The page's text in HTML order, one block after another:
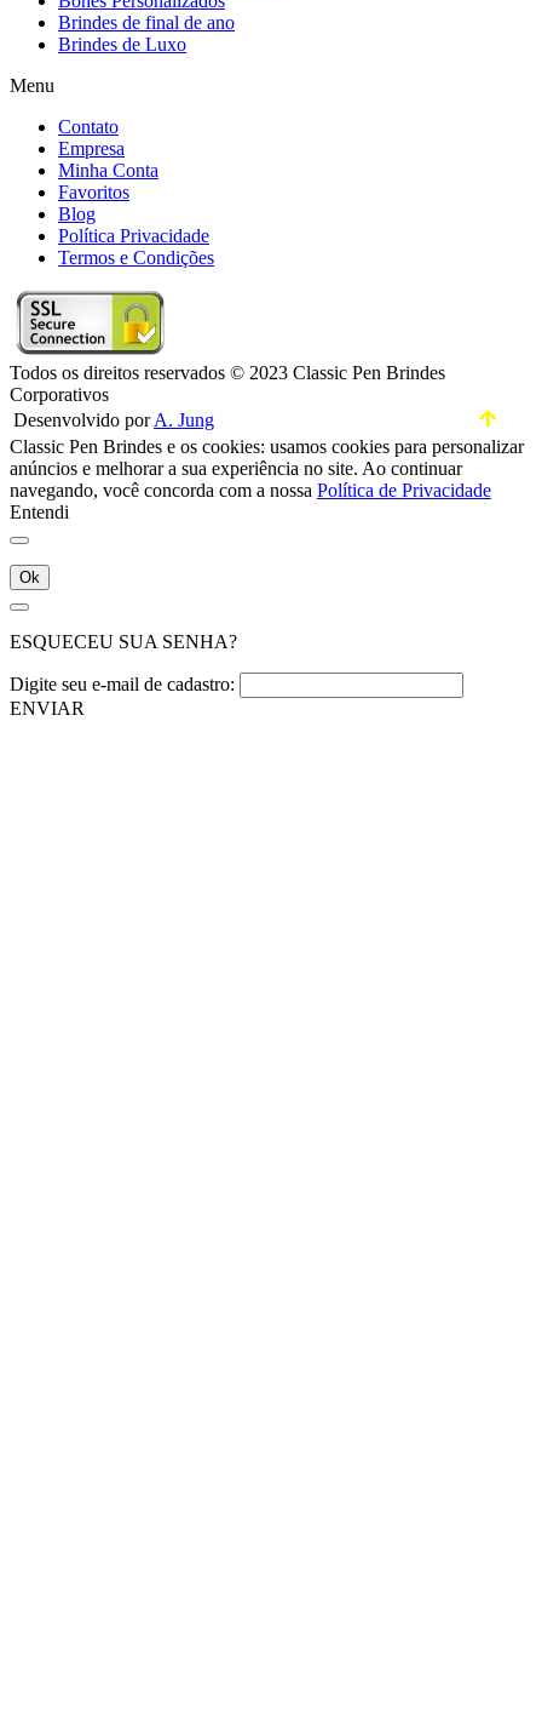
Brindes de final de ano
Brindes de Luxo
Menu
Contato
Empresa
Minha Conta
Favoritos
Blog
Política Privacidade
Termos e Condições
Todos os direitos reservados © 2023 Classic Pen Brindes
Corporativos
Desenvolvido porA. Jung
Classic Pen Brindes e os cookies: usamos cookies para personalizar
anúncios e melhorar a sua experiência no site. Ao continuar
navegando, você concorda com a nossa Política de Privacidade
Entendi
Ok
ESQUECEU SUA SENHA?
Digite seu e-mail de cadastro:
ENVIAR